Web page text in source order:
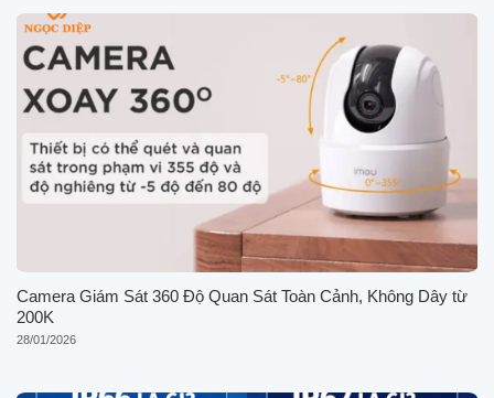
Camera Giám Sát 360 Độ Quan Sát Toàn Cảnh, Không Dây từ
200K
28/01/2026